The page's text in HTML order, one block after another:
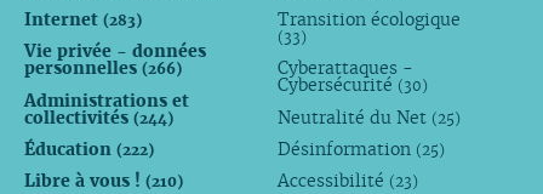
Internet (283)
Vie privée - données
personnelles (266)
Administrations et
collectivités (244)
Éducation (222)
Libre à vous ! (210)
Transition écologique
(33)
Cyberattaques -
Cybersécurité (30)
Neutralité du Net (25)
Désinformation (25)
Accessibilité (23)